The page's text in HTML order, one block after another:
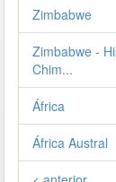
Zimbabwe
Zimbabwe -
Chim...
África
África Austral